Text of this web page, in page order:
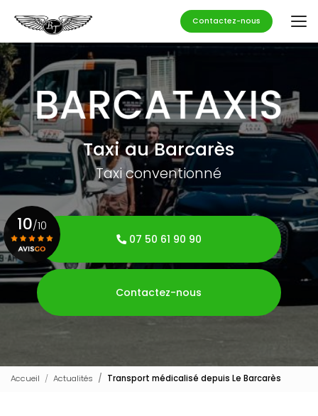
contenu
principal
Contactez-nous
Taxi au Barcarès
Taxi conventionné
07 50 61 90 90
Contactez-nous
10/10
Voir le certificat
Accueil Actualités Transport médicalisé depuis Le Barcarès